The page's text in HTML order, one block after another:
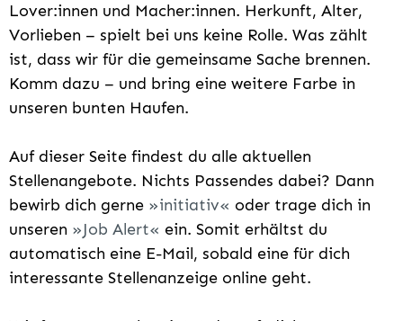
Lover:innen und Macher:innen. Herkunft, Alter,
Vorlieben – spielt bei uns keine Rolle. Was zählt
ist, dass wir für die gemeinsame Sache brennen.
Komm dazu – und bring eine weitere Farbe in
unseren bunten Haufen.
Auf dieser Seite findest du alle aktuellen
Stellenangebote. Nichts Passendes dabei? Dann
bewirb dich gerne
initiativ
oder trage dich in
unseren
Job Alert
ein. Somit erhältst du
automatisch eine E-Mail, sobald eine für dich
interessante Stellenanzeige online geht.